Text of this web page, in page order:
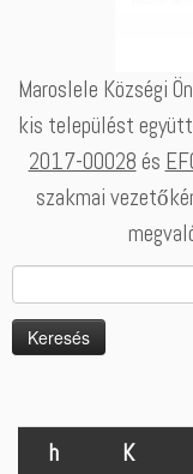
Maroslele Községi
kis települést
2017-00028 és
szakmai
h K